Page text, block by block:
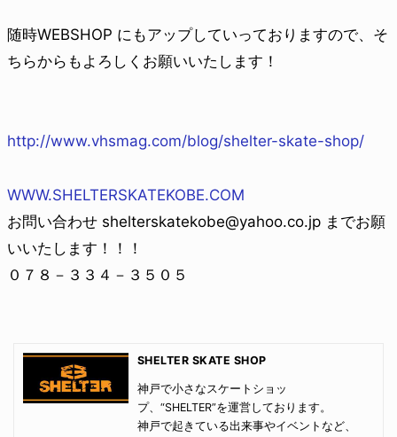
随時WEBSHOP にもアップしていっておりますので、そ
ちらからもよろしくお願いいたします！
http://www.vhsmag.com/blog/shelter-skate-shop/
WWW.SHELTERSKATEKOBE.COM
お問い合わせ shelterskatekobe@yahoo.co.jp までお願
いいたします！！！
０７８－３３４－３５０５
SHELTER SKATE SHOP
神戸で小さなスケートショッ
プ、“SHELTER”を運営しております。
神戸で起きている出来事やイベントなど、